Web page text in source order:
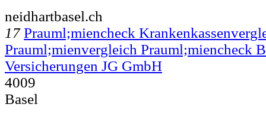
neidhartbasel.ch
17 Prauml;miencheck
Prauml;mienvergleich Prauml;miencheck
Versicherungen JG GmbH
4009
Basel